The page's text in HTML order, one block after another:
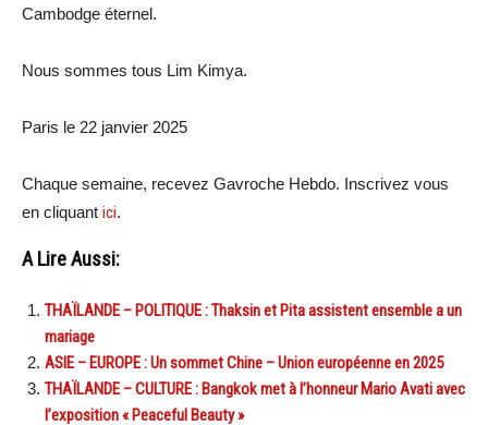
Cambodge éternel.
Nous sommes tous Lim Kimya.
Paris le 22 janvier 2025
Chaque semaine, recevez Gavroche Hebdo. Inscrivez vous
en cliquant ici.
A Lire Aussi:
THAÏLANDE – POLITIQUE : Thaksin et Pita assistent ensemble a un
mariage
ASIE – EUROPE : Un sommet Chine – Union européenne en 2025
THAÏLANDE – CULTURE : Bangkok met à l’honneur Mario Avati avec
l’exposition « Peaceful Beauty »